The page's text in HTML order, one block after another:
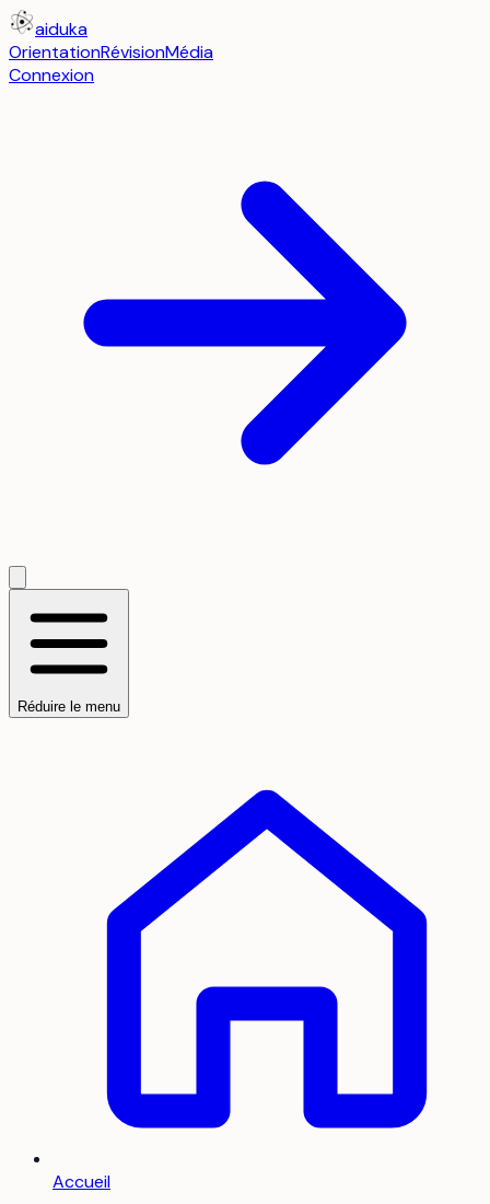
aiduka
OrientationRévisionMédia
Connexion
Réduire le menu
Accueil